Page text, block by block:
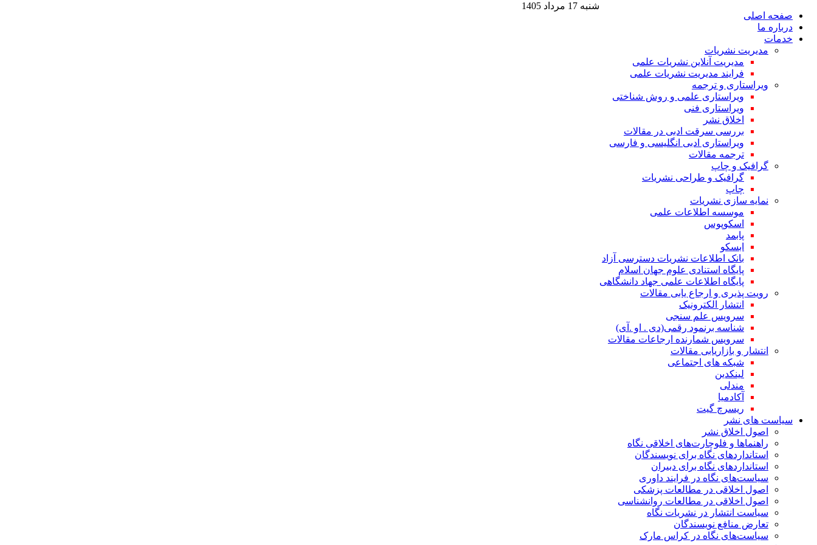
صفحه اصلی
درباره ما
خدمات
مدیریت نشریات
مدیریت آنلاین نشریات علمی
فرایند مدیریت نشریات علمی
ویراستاری و ترجمه
ویراستاری علمی و روش شناختی
ویراستاری فنی
اخلاق نشر
بررسی سرقت ادبی در مقالات
ویراستاری ادبی انگلیسی و فارسی
ترجمه مقالات
گرافیک و چاپ
گرافیک و طراحی نشریات
چاپ
نمایه سازی نشریات
موسسه اطلاعات علمی
اسکوپوس
پابمد
ابسکو
بانک اطلاعات نشریات دسترسی آزاد
پایگاه استنادی علوم جهان اسلام
پایگاه اطلاعات علمی جهاد دانشگاهی
رویت پذیری و ارجاع یابی مقالات
انتشار الکترونیک
سرویس علم سنجی
شناسه برنمود رقمی(دی . او .آی)
سرویس شمارنده ارجاعات مقالات
انتشار و بازاریابی مقالات
شبکه های اجتماعی
لینکدین
مندلی
آکادمیا
ریسرچ گیت
سیاست های نشر
اصول اخلاق نشر
راهنماها و فلوچارت‌های اخلاقی نگاه
استاندارد‌های نگاه برای نویسندگان
استاندارد‌های نگاه برای دبیران
سیاست‌های نگاه در فرایند داوری
اصول اخلاقی در مطالعات پزشکی
اصول اخلاقی در مطالعات روانشناسی
سیاست انتشار در نشریات نگاه
تعارض منافع نویسندگان
سیاست‌های نگاه در کراس مارک
شنبه 17 مرداد 1405